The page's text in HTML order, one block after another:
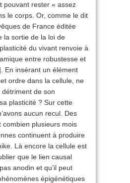
pouvant rester « assez
le corps. Or, comme le dit
de France éditée
la sortie de la loi de
du vivant renvoie à
entre robustesse et
. En insérant un élément
ordre dans la cellule, ne
de son
plasticité ? Sur cette
aucun recul. Des
combien plusieurs mois
continuent à produire
Là encore la cellule est
que le lien causal
anodin et qu’il peut
épigénétiques